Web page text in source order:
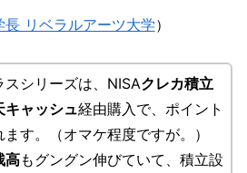
長 リベラルアーツ大学）
スシリーズは、NISAクレカ積立
キャッシュ経由購入で、ポイント
す。（オマケ程度ですが。）
高もグングン伸びていて、積立設